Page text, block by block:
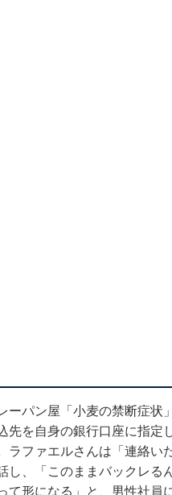
ーパン屋「小麦の禁断症状
先を自身の銀行口座に指定
ファエルさんは「連絡い
し、「このままバックレる
形になる」と、男性社員